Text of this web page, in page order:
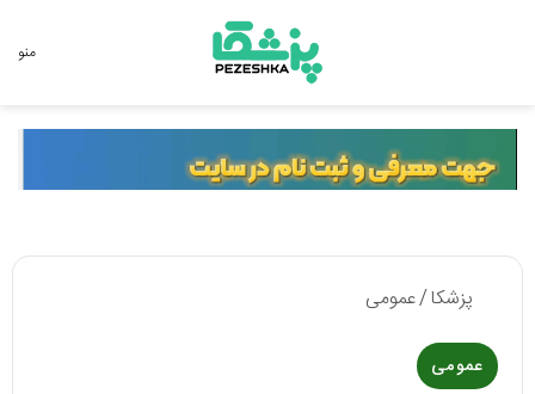
منو
پزشکا/عمومی
عمومی